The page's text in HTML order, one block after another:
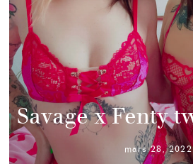
Savage x Fenty
mars 28, 2022